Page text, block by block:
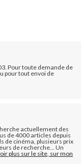
Pour toute demande de
pour tout envoi de
actuellement des
de 4000 articles depuis
de cinéma, plusieurs prix
de recherche... Un
plus sur le site, sur mon